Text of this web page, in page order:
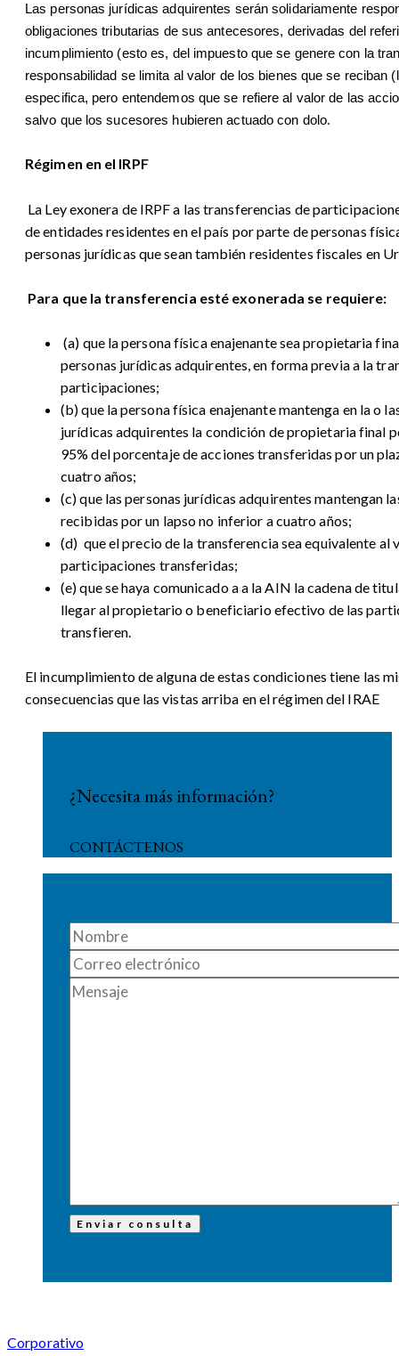
Las personas jurídicas adquirentes serán solidariamente
obligaciones tributarias de sus antecesores, derivadas del
incumplimiento (esto es, del impuesto que se genere con la
responsabilidad se limita al valor de los bienes que se reciban
especifica, pero entendemos que se refiere al valor de las
salvo que los sucesores hubieren actuado con dolo.
Régimen en el IRPF
La Ley exonera de IRPF a las transferencias de
de entidades residentes en el país por parte de personas
personas jurídicas que sean también residentes fiscales en
Para que la transferencia esté exonerada se requiere:
(a) que la persona física enajenante sea propietaria
personas jurídicas adquirentes, en forma previa a la
participaciones;
(b) que la persona física enajenante mantenga en la o
jurídicas adquirentes la condición de propietaria final
95% del porcentaje de acciones transferidas por un
cuatro años;
(c) que las personas jurídicas adquirentes mantengan
recibidas por un lapso no inferior a cuatro años;
(d) que el precio de la transferencia sea equivalente al
participaciones transferidas;
(e) que se haya comunicado a a la AIN la cadena de
llegar al propietario o beneficiario efectivo de las
transfieren.
El incumplimiento de alguna de estas condiciones tiene las
consecuencias que las vistas arriba en el régimen del IRAE
¿Necesita más información?
CONTÁCTENOS
Corporativo